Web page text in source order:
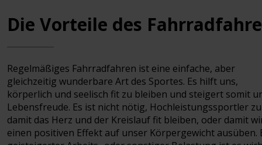
Die Vorteile des
Regelmäßiges Fahrradfahren ist eine einfache, aber
gleichzeitig wunderbare Art des Sportes. Es hilft uns,
körperlich und seelisch fit zu bleiben und steigert somit
Lebensfreude. Es ist nicht nötig, Hochleistungssportler
damit das Herz und der Kreislauf fit bleiben, oder damit
einen positiven Effekt auf unser Körpergewicht ausüben.